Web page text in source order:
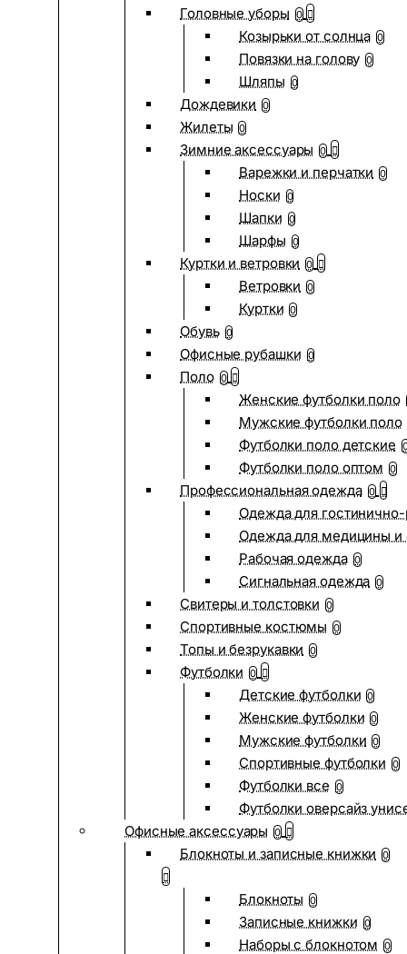
Головные уборы 0
Козырьки от солнца 0
Повязки на голову 0
Шляпы 0
Дождевики 0
Жилеты 0
Зимние аксессуары 0
Варежки и перчатки 0
Носки 0
Шапки 0
Шарфы 0
Куртки и ветровки 0
Ветровки 0
Куртки 0
Обувь 0
Офисные рубашки 0
Поло 0
Женские футболки поло
Мужские футболки поло
Футболки поло детские
Футболки поло оптом 0
Профессиональная одежда 0
Одежда для
Одежда для медицины и
Рабочая одежда 0
Сигнальная одежда 0
Свитеры и толстовки 0
Спортивные костюмы 0
Топы и безрукавки 0
Футболки 0
Детские футболки 0
Женские футболки 0
Мужские футболки 0
Спортивные футболки 0
Футболки все 0
Футболки оверсайз
Офисные аксессуары 0
Блокноты и записные книжки 0
Блокноты 0
Записные книжки 0
Наборы с блокнотом 0